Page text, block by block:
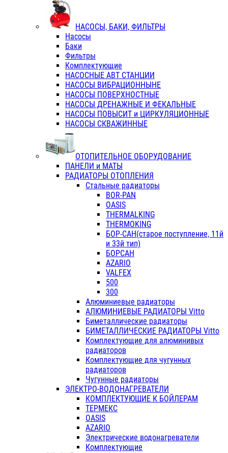
НАСОСЫ, БАКИ, ФИЛЬТРЫ
Насосы
Баки
Фильтры
Комплектующие
НАСОСНЫЕ АВТ СТАНЦИИ
НАСОСЫ ВИБРАЦИОННЫНЕ
НАСОСЫ ПОВЕРХНОСТНЫЕ
НАСОСЫ ДРЕНАЖНЫЕ И ФЕКАЛЬНЫЕ
НАСОСЫ ПОВЫСИТ и ЦИРКУЛЯЦИОННЫЕ
НАСОСЫ СКВАЖИННЫЕ
ОТОПИТЕЛЬНОЕ ОБОРУДОВАНИЕ
ПАНЕЛИ и МАТЫ
РАДИАТОРЫ ОТОПЛЕНИЯ
Стальные радиаторы
BOR-PAN
OASIS
THERMALKING
THERMOKING
БОР-САН(старое поступление, 11й
и 33й тип)
БОРСАН
AZARIO
VALFEX
500
300
Алюминиевые радиаторы
АЛЮМИНИЕВЫЕ РАДИАТОРЫ Vitto
Биметаллические радиаторы
БИМЕТАЛЛИЧЕСКИЕ РАДИАТОРЫ Vitto
Комплектующие для алюминивых
радиаторов
Комплектующие для чугунных
радиаторов
Чугунные радиаторы
ЭЛЕКТРО-ВОДОНАГРЕВАТЕЛИ
КОМПЛЕКТУЮЩИЕ К БОЙЛЕРАМ
ТЕРМЕКС
OASIS
AZARIO
Электрические водонагреватели
Комплектующие